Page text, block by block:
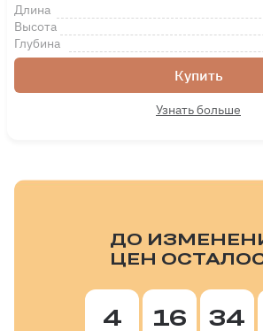
Длина
Высота
Глубина
Купить
Узнать больше
ДО
ЦЕН
4 16 34